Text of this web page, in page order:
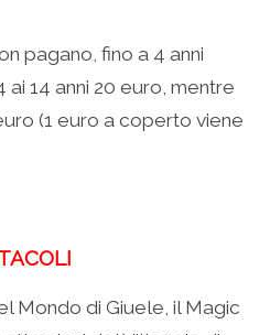
pagano, fino a 4 anni
14 anni 20 euro, mentre
(1 euro a coperto viene
Mondo di Giuele, il Magic